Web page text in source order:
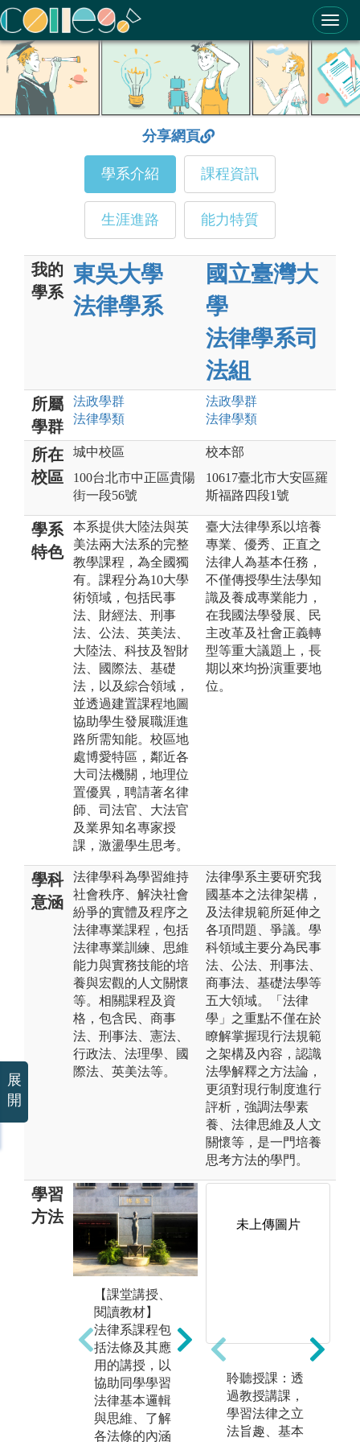
ColleGo! 大學選才與高中育才輔助系統
分享網頁
學系介紹 課程資訊
生涯進路 能力特質
我的
學系
東吳大學
法律學系
國立臺灣大
學
法律學系司
法組
所屬
學群
法政學群
法律學類
法政學群
法律學類
所在
校區
城中校區
100台北市中正區貴陽
街一段56號
校本部
10617臺北市大安區羅
斯福路四段1號
學系
特色
本系提供大陸法與英
美法兩大法系的完整
教學課程，為全國獨
有。課程分為10大學
術領域，包括民事
法、財經法、刑事
法、公法、英美法、
大陸法、科技及智財
法、國際法、基礎
法，以及綜合領域，
並透過建置課程地圖
協助學生發展職涯進
路所需知能。校區地
處博愛特區，鄰近各
大司法機關，地理位
置優異，聘請著名律
師、司法官、大法官
及業界知名專家授
課，激盪學生思考。
臺大法律學系以培養
專業、優秀、正直之
法律人為基本任務，
不僅傳授學生法學知
識及養成專業能力，
在我國法學發展、民
主改革及社會正義轉
型等重大議題上，長
期以來均扮演重要地
位。
學科
意涵
法律學科為學習維持
社會秩序、解決社會
紛爭的實體及程序之
法律專業課程，包括
法律專業訓練、思維
能力與實務技能的培
養與宏觀的人文關懷
等。相關課程及資
格，包含民、商事
法、刑事法、憲法、
行政法、法理學、國
際法、英美法等。
法律學系主要研究我
國基本之法律架構，
及法律規範所延伸之
各項問題、爭議。學
科領域主要分為民事
法、公法、刑事法、
商事法、基礎法學等
五大領域。「法律
學」之重點不僅在於
瞭解掌握現行法規範
之架構及內容，認識
法學解釋之方法論，
更須對現行制度進行
評析，強調法學素
養、法律思維及人文
關懷等，是一門培養
思考方法的學門。
學習
方法
【課堂講授、
閱讀教材】
法律系課程包
括法條及其應
用的講授，以
協助同學學習
法律基本邏輯
與思維、了解
各法條的內涵
行哈佛法學院
「案例教學」
及「蘇格拉底
問答式教
學」，法律學
生須先預習準
未上傳圖片
聆聽授課：透
過教授講課，
學習法律之立
法旨趣、基本
展
開